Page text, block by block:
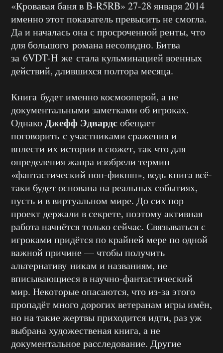
«Кровавая баня в B-R5RB» 27-28 января 2014
именно этот показатель превысить не смогла.
Да и началась она с просроченной ренты, что
для большого романа несолидно. Битва
за 6VDT-H же стала кульминацией военных
действий, длившихся полтора месяца.
Книга будет именно космооперой, а не
документальными заметками об игроках.
ОднакоДжефф Эдвардсобещает
поговорить с участниками сражения и
вплести их истории в сюжет, так что для
определения жанра изобрели термин
«фантастический нон-фикшн», ведь книга всё-
таки будет основана на реальных событиях,
пусть и в виртуальном мире. До сих пор
проект держали в секрете, поэтому активная
работа начнётся только сейчас. Связываться с
игроками придётся по крайней мере по одной
важной причине — чтобы получить
альтернативу никам и названиям, не
вписывающиеся в научно-фантастический
мир. Некоторые опасаются, что из-за этого
пропадёт много дорогих ветеранам игры имён,
но на такие жертвы приходится идти, раз уж
выбрана художественая книга, а не
документальное расследование. Другие